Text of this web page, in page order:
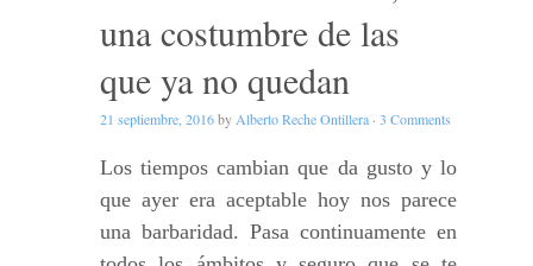
una costumbre de las
que ya no quedan
21 septiembre, 2016by Alberto Reche Ontillera · 3 Comments
Los tiempos cambian que da gusto y lo
que ayer era aceptable hoy nos parece
una barbaridad. Pasa continuamente en